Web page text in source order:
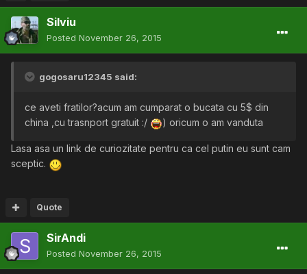
Silviu
Posted November 26, 2015
gogosaru12345 said:
ce aveti fratilor?acum am cumparat o bucata cu 5$ din
china ,cu trasnport gratuit :/
) oricum o am vanduta
Lasa asa un link de curiozitate pentru ca cel putin eu sunt cam
sceptic.
Quote
SirAndi
Posted November 26, 2015